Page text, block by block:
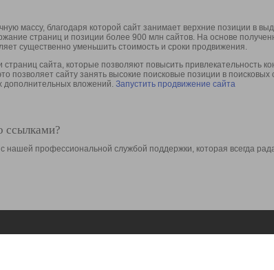
массу, благодаря которой сайт занимает верхние позиции в
страниц и позиции более 900 млн сайтов. На основе
существенно уменьшить стоимость и сроки продвижения.
сайта, которые позволяют повысить привлекательность
позволяет сайту занять высокие поисковые позиции в
вложений. Запустить продвижение сайта
ссылками?
нашей профессиональной службой поддержки, которая всегда